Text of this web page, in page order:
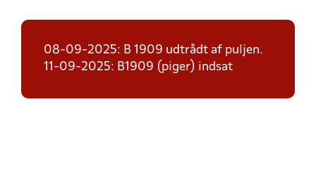
08-09-2025: B 1909 udtrådt af puljen.
11-09-2025: B1909 (piger) indsat